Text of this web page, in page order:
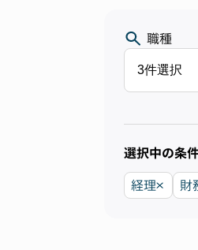
職種
3件選択
選択中の条
経理 財